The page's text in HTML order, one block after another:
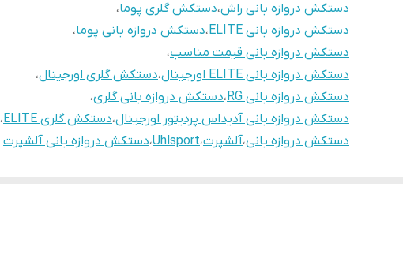
دستکش دروازه بانی راش،دستکش گلری پوما،
دستکش دروازه بانی ELITE
،دستکش دروازه بانی پوما،
دستکش دروازه بانی قیمت مناسب،
دستکش دروازه بانی ELITE اورجینال
،دستکش گلری اورجینال،
دستکش دروازه بانی RG
،دستکش دروازه بانی گلری،
دستکش دروازه بانی آدیداس پردیتور اورجینال،دستکش گلری ELITE
،
دستکش دروازه بانی،آلشپرت،Uhlsport،دستکش دروازه بانی آلشپرت